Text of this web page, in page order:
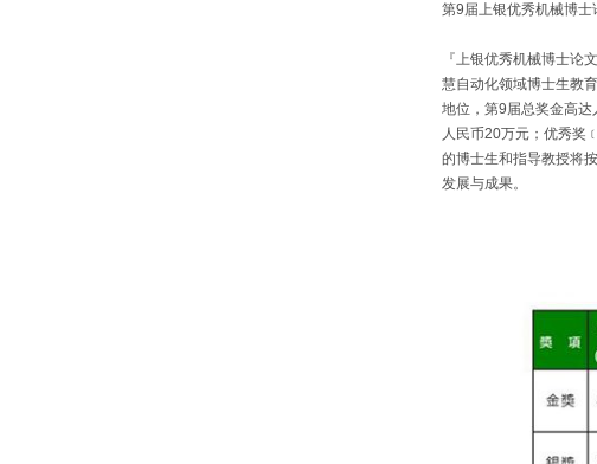
第9届上银优秀机械博
『上银优秀机械博士论
慧自动化领域博士生教
地位，第9届总奖金高
人民币20万元；优秀奖
的博士生和指导教授将
发展与成果。